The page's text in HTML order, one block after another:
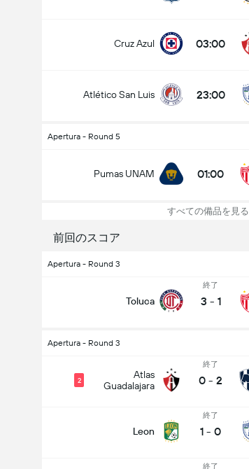
Cruz Azul 03:00
Atlético San Luis 23:00
Apertura - Round 5
Pumas UNAM 01:00
すべての備品を見る
前回のスコア
Apertura - Round 3
Toluca
終了
3 - 1
Apertura - Round 3
Atlas
Guadalajara
2
終了
0 - 2
Leon
終了
1 - 0
終了